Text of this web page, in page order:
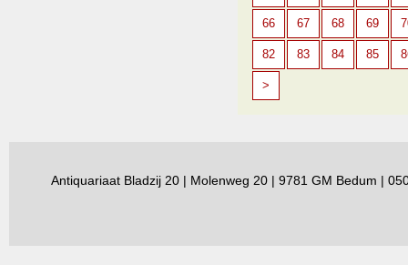
66 67 68 69
82 83 84 85
>
Antiquariaat Bladzij 20 | Molenweg 20 | 9781 GM Bedum |